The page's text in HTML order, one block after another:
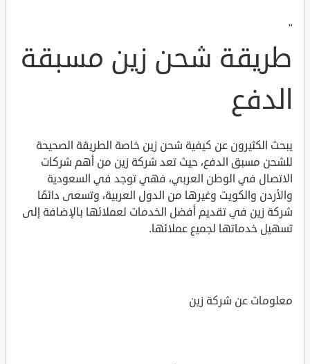
"
طريقة شحن زين مسبقة
الدفع
يبحث الكثيرون عن كيفية شحن زين خاصة الطريقة الصحيحة
للشحن مسبق الدفع، حيث تعد شركة زين من أهم شركات
الاتصال في الوطن العربي، فهي توجد في السعودية
والأردن والكويت وغيرها من الدول العربية، وتسعى دائمًا
شركة زين في تقديم أفضل الخدمات لعملائها بالإضافة إلى
تسهيل خدماتها لجميع عملائها.
معلومات عن شركة زين